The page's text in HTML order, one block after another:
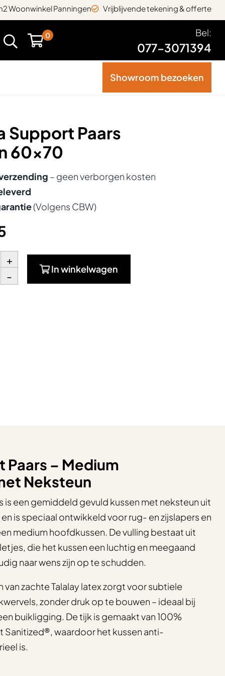
Vrijblijvende tekening & offerte
Woonwinkel Panningen
0 Bel:
077-3071394
Showroom bezoeken
Support Paars
60x70
– geen verborgen kosten
(Volgens CBW)
+
- In winkelwagen
Paars – Medium
Neksteun
is een gemiddeld gevuld kussen met neksteun uit
is speciaal ontwikkeld voor rug- en zijslapers en
medium hoofdkussen. De vulling bestaat uit
die het kussen een luchtig en meegaand
naar wens zijn op te schudden.
zachte Talalay latex zorgt voor subtiele
zonder druk op te bouwen – ideaal bij
buikligging. De tijk is gemaakt van 100%
Sanitized®, waardoor het kussen anti-
is.